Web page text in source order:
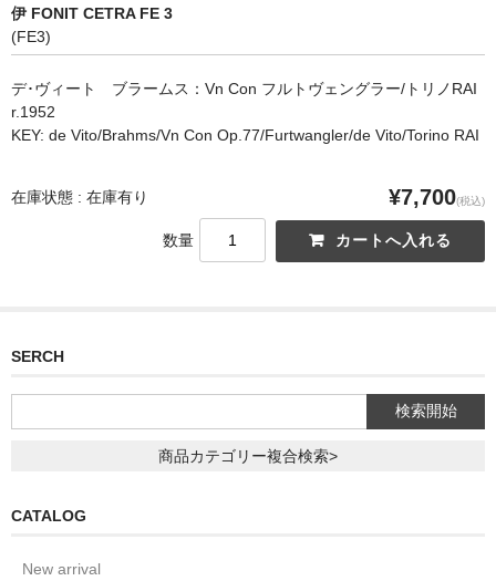
NEWS
伊 FONIT CETRA FE 3
(FE3)
デ･ヴィート ブラームス：Vn Con フルトヴェングラー/トリノRAI
r.1952
KEY: de Vito/Brahms/Vn Con Op.77/Furtwangler/de Vito/Torino RAI
在庫状態 : 在庫有り ¥7,700(税込)
数量
SERCH
商品カテゴリー複合検索>
CATALOG
New arrival